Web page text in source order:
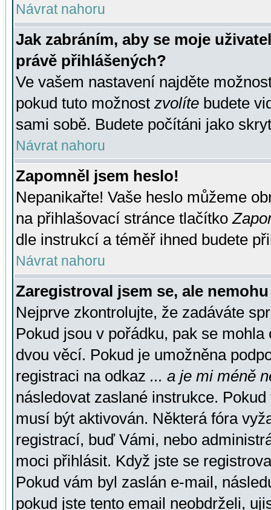
Návrat nahoru
Jak zabráním, aby se moje
právě přihlášených?
Ve vašem nastavení najděte
pokud tuto možnost zvolíte budete
sami sobě. Budete počítáni jako
Návrat nahoru
Zapomněl jsem heslo!
Nepanikařte! Vaše heslo můžeme
na přihlašovací stránce tlačítko
dle instrukcí a téměř ihned budete
Návrat nahoru
Zaregistroval jsem se, ale
Nejprve zkontrolujte, že zadáváte
Pokud jsou v pořádku, pak se
dvou věcí. Pokud je umožněna
registraci na odkaz ... a je mi méně
následovat zaslané instrukce.
musí být aktivován. Některá fóra
registrací, buď Vámi, nebo
moci přihlásit. Když jste se
Pokud vám byl zaslán e-mail,
pokud jste tento email neobdrželi,